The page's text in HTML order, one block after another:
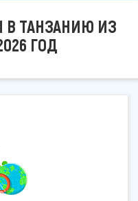
ТАНЗАНИЮ ИЗ
ГОД